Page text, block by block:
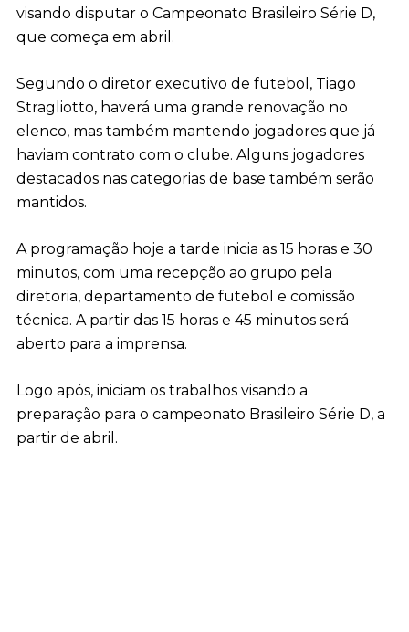
visando disputar o Campeonato Brasileiro Série D,
que começa em abril.
Segundo o diretor executivo de futebol, Tiago
Stragliotto, haverá uma grande renovação no
elenco, mas também mantendo jogadores que já
haviam contrato com o clube. Alguns jogadores
destacados nas categorias de base também serão
mantidos.
A programação hoje a tarde inicia as 15 horas e 30
minutos, com uma recepção ao grupo pela
diretoria, departamento de futebol e comissão
técnica. A partir das 15 horas e 45 minutos será
aberto para a imprensa.
Logo após, iniciam os trabalhos visando a
preparação para o campeonato Brasileiro Série D, a
partir de abril.